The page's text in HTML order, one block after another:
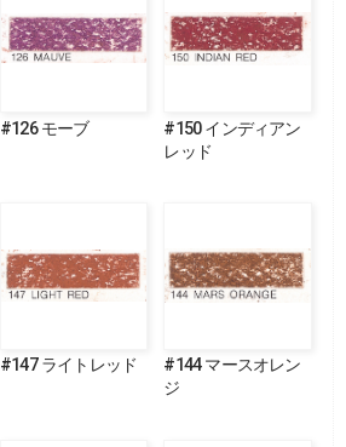
#126 モーブ
#150 インディアン
レッド
#147 ライトレッド
#144 マースオレン
ジ